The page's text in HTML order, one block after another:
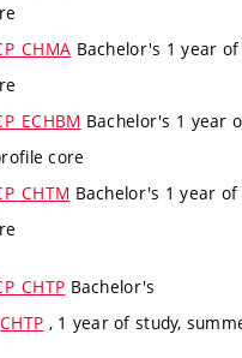
Bachelor's 1 year
Bachelor's 1 year
core
Bachelor's 1 year
Bachelor's
CHTP , 1 year of study,